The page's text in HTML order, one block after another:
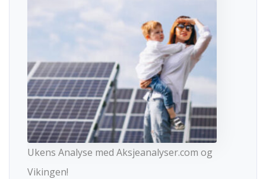
Ukens Analyse med Aksjeanalyser.com og
Vikingen!